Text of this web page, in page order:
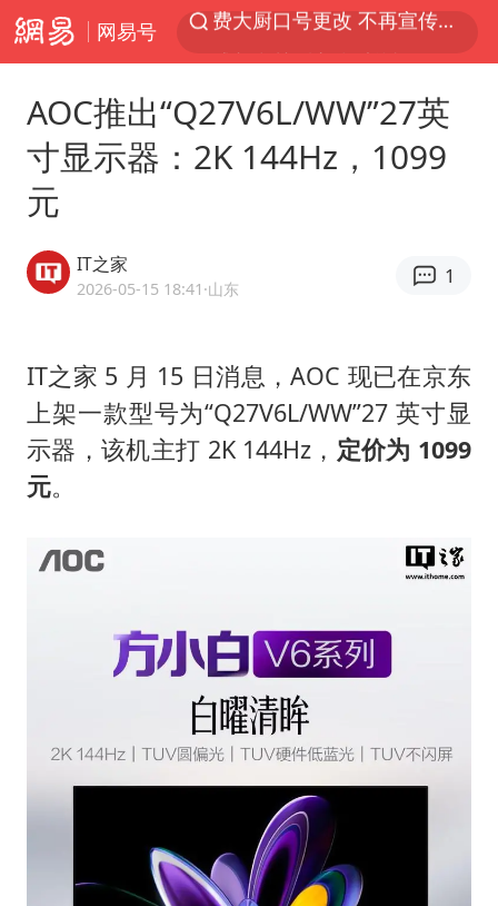
网易号
成都多趟列车临时停运
部分银行上调存款利率
朱一龙的鼻子怎么了
三预警齐发 11个省份有大到暴雨
SK海力士回应“或出售重庆工厂”传闻
大疆错失宇树
56岁刘奕君跟13岁女儿合跳
AOC推出“Q27V6L/WW”27英
寸显示器：2K 144Hz，1099
元
IT之家
2026-05-15 18:41 ·山东
1
IT之家 5 月 15 日消息，AOC 现已在京东
上架一款型号为“Q27V6L/WW”27 英寸显
示器，该机主打 2K 144Hz， 定价为 1099
元。